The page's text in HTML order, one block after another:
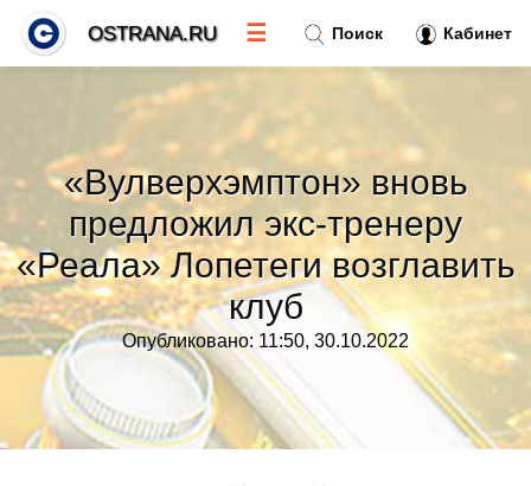
«Вулверхэмптон» вновь
предложил экс-тренеру
«Реала» Лопетеги возглавить
клуб
Опубликовано: 11:50, 30.10.2022
Поиск Кабинет
OSTRANA.RU ☰
Тренды новостей»
Рубрики»
Правила»
Контакт»